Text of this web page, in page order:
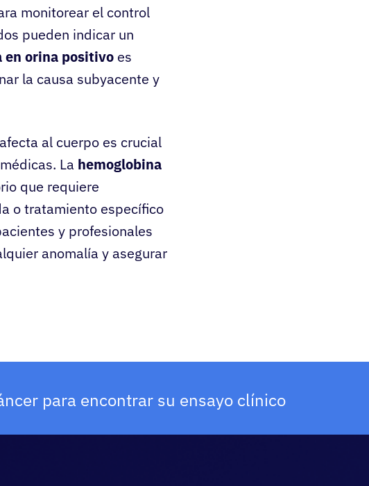
monitorear el control
pueden indicar un
en orina positivo es
la causa subyacente y
al cuerpo es crucial
La hemoglobina
que requiere
o tratamiento específico
y profesionales
anomalía y asegurar
para encontrar su ensayo clínico